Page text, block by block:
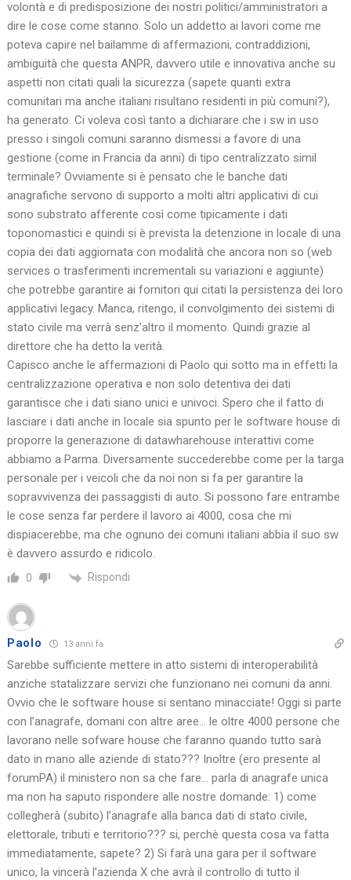
volontà e di predisposizione dei nostri politici/amministratori a
dire le cose come stanno. Solo un addetto ai lavori come me
poteva capire nel bailamme di affermazioni, contraddizioni,
ambiguità che questa ANPR, davvero utile e innovativa anche su
aspetti non citati quali la sicurezza (sapete quanti extra
comunitari ma anche italiani risultano residenti in più comuni?),
ha generato. Ci voleva così tanto a dichiarare che i sw in uso
presso i singoli comuni saranno dismessi a favore di una
gestione (come in Francia da anni) di tipo centralizzato simil
terminale? Ovviamente si è pensato che le banche dati
anagrafiche servono di supporto a molti altri applicativi di cui
sono substrato afferente così come tipicamente i dati
toponomastici e quindi si è prevista la detenzione in locale di una
copia dei dati aggiornata con modalità che ancora non so (web
services o trasferimenti incrementali su variazioni e aggiunte)
che potrebbe garantire ai fornitori qui citati la persistenza dei loro
applicativi legacy. Manca, ritengo, il convolgimento dei sistemi di
stato civile ma verrà senz’altro il momento. Quindi grazie al
direttore che ha detto la verità.
Capisco anche le affermazioni di Paolo qui sotto ma in effetti la
centralizzazione operativa e non solo detentiva dei dati
garantisce che i dati siano unici e univoci. Spero che il fatto di
lasciare i dati anche in locale sia spunto per le software house di
proporre la generazione di datawharehouse interattivi come
abbiamo a Parma. Diversamente succederebbe come per la targa
personale per i veicoli che da noi non si fa per garantire la
sopravvivenza dei passaggisti di auto. Si possono fare entrambe
le cose senza far perdere il lavoro ai 4000, cosa che mi
dispiacerebbe, ma che ognuno dei comuni italiani abbia il suo sw
è davvero assurdo e ridicolo.
0 Rispondi
Paolo 13 anni fa
Sarebbe sufficiente mettere in atto sistemi di interoperabilità
anziche statalizzare servizi che funzionano nei comuni da anni.
Ovvio che le software house si sentano minacciate! Oggi si parte
con l’anagrafe, domani con altre aree… le oltre 4000 persone che
lavorano nelle sofware house che faranno quando tutto sarà
dato in mano alle aziende di stato??? Inoltre (ero presente al
forumPA) il ministero non sa che fare… parla di anagrafe unica
ma non ha saputo rispondere alle nostre domande: 1) come
collegherà (subito) l’anagrafe alla banca dati di stato civile,
elettorale, tributi e territorio??? si, perchè questa cosa va fatta
immediatamente, sapete? 2) Si farà una gara per il software
unico, la vincerà l’azienda X che avrà il controllo di tutto il